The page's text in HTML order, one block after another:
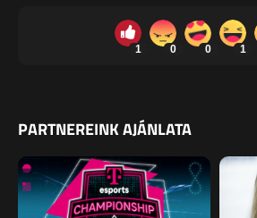
1 0 0 1
PARTNEREINK AJÁNLATA